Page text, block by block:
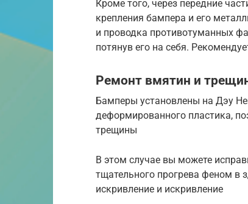
Кроме того, через передние
крепления бампера и его
и проводка противотуманных
потянув его на себя.
Ремонт вмятин и
Бамперы установлены на Дэу
деформированного пластика,
трещины
В этом случае вы можете
тщательного прогрева феном в
искривление и искривление